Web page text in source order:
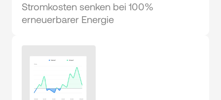
Stromkosten senken bei 100%
erneuerbarer Energie